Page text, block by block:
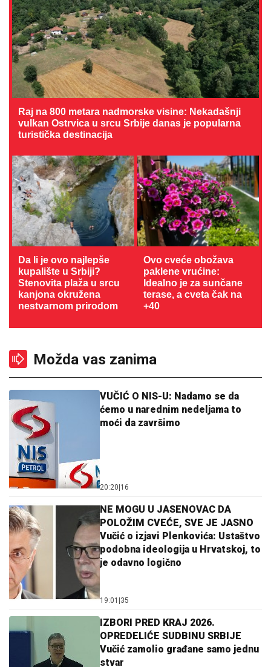
Raj na 800 metara nadmorske visine: Nekadašnji
vulkan Ostrvica u srcu Srbije danas je popularna
turistička destinacija
Da li je ovo najlepše
kupalište u Srbiji?
Stenovita plaža u srcu
kanjona okružena
nestvarnom prirodom
Ovo cveće obožava
paklene vrućine:
Idealno je za sunčane
terase, a cveta čak na
+40
Možda vas zanima
VUČIĆ O NIS-U: Nadamo se da
ćemo u narednim nedeljama to
moći da završimo
20:20|16
NE MOGU U JASENOVAC DA
POLOŽIM CVEĆE, SVE JE JASNO
Vučić o izjavi Plenkovića: Ustaštvo
podobna ideologija u Hrvatskoj, to
je odavno logično
19:01 |35
IZBORI PRED KRAJ 2026.
OPREDELIĆE SUDBINU SRBIJE
Vučić zamolio građane samo jednu
stvar